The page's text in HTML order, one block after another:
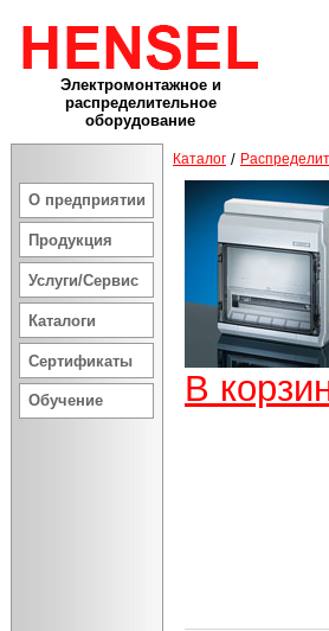
Электромонтажное и
распределительное
оборудование
О предприятии
Продукция
Услуги/Сервис
Каталоги
Сертификаты
Обучение
Каталог /
В